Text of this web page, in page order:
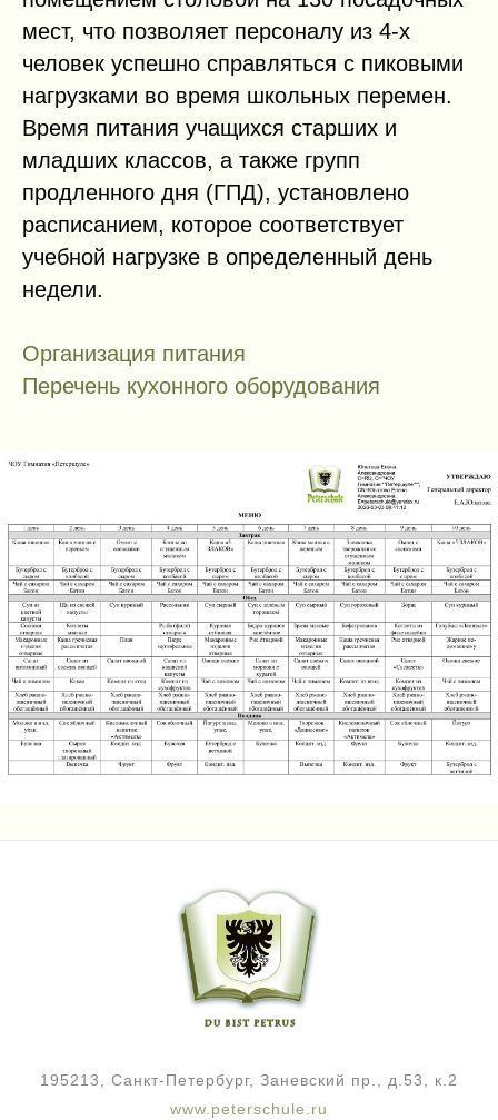
мест, что позволяет персоналу из 4-х
человек успешно справляться с пиковыми
нагрузками во время школьных перемен.
Время питания учащихся старших и
младших классов, а также групп
продленного дня (ГПД), установлено
расписанием, которое соответствует
учебной нагрузке в определенный день
недели.
Организация питания
Перечень кухонного оборудования
195213, Санкт-Петербург, Заневский пр., д.53, к.2
www.peterschule.ru